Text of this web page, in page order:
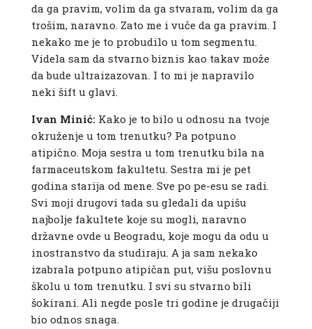
da ga pravim, volim da ga stvaram, volim da ga
trošim, naravno. Zato me i vuče da ga pravim. I
nekako me je to probudilo u tom segmentu.
Videla sam da stvarno biznis kao takav može
da bude ultraizazovan. I to mi je napravilo
neki šift u glavi.
Ivan Minić: Kako je to bilo u odnosu na tvoje
okruženje u tom trenutku? Pa potpuno
atipično. Moja sestra u tom trenutku bila na
farmaceutskom fakultetu. Sestra mi je pet
godina starija od mene. Sve po pe-esu se radi.
Svi moji drugovi tada su gledali da upišu
najbolje fakultete koje su mogli, naravno
državne ovde u Beogradu, koje mogu da odu u
inostranstvo da studiraju. A ja sam nekako
izabrala potpuno atipičan put, višu poslovnu
školu u tom trenutku. I svi su stvarno bili
šokirani. Ali negde posle tri godine je drugačiji
bio odnos snaga.